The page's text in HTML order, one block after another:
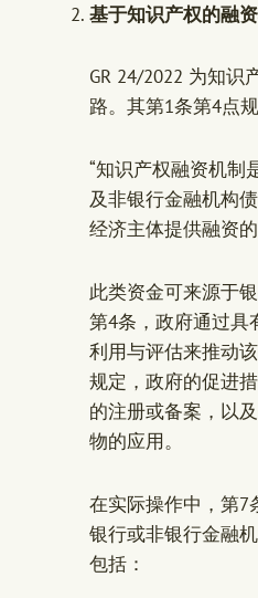
基于知识产权的融
GR 24/2022 为知识
路。其第1条第4点规
“知识产权融资机制
及非银行金融机构
经济主体提供融资
此类资金可来源于
第4条，政府通过具
利用与评估来推动
规定，政府的促进
的注册或备案，以
物的应用。
在实际操作中，第7
银行或非银行金融
包括：